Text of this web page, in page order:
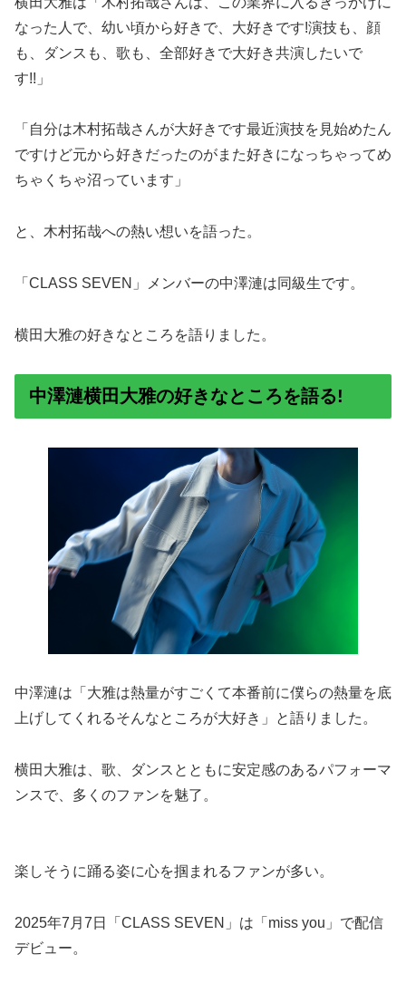
なった人で、幼い頃から好きで、大好きです!演技も、顔
も、ダンスも、歌も、全部好きで大好き共演したいで
す!!」
「自分は木村拓哉さんが大好きです最近演技を見始めたん
ですけど元から好きだったのがまた好きになっちゃってめ
ちゃくちゃ沼っています」
と、木村拓哉への熱い想いを語った。
「CLASS SEVEN」メンバーの中澤漣は同級生です。
横田大雅の好きなところを語りました。
中澤漣横田大雅の好きなところを語る!
中澤漣は「大雅は熱量がすごくて本番前に僕らの熱量を底
上げしてくれるそんなところが大好き」と語りました。
横田大雅は、歌、ダンスとともに安定感のあるパフォーマ
ンスで、多くのファンを魅了。
楽しそうに踊る姿に心を掴まれるファンが多い。
2025年7月7日「CLASS SEVEN」は「miss you」で配信
デビュー。